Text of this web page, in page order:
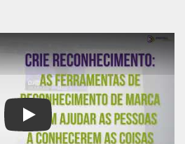
Agência Campanhas Google